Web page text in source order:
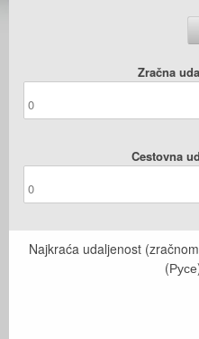
Zračna
Cestovna
Najkraća udaljenost